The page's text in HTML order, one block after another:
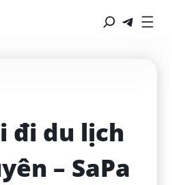
đi du lịch
– SaPa